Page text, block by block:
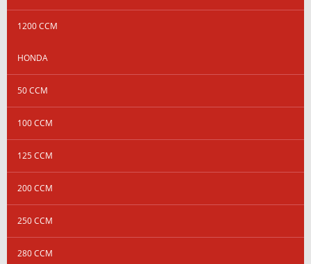
1200 CCM
HONDA
50 CCM
100 CCM
125 CCM
200 CCM
250 CCM
280 CCM